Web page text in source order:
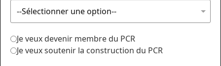
Je veux devenir membre du PCR
Je veux soutenir la construction du PCR